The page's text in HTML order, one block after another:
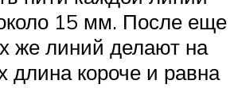
15 мм. После еще
же линий делают на
длина короче и равна